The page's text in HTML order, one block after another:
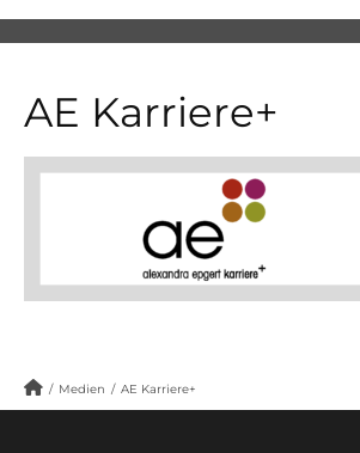
AE Karriere+
/ Medien / AE Karriere+